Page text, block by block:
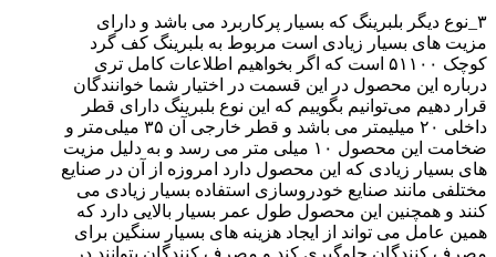
۳_نوع دیگر بلبرینگ که بسیار پرکاربرد می باشد و دارای
مزیت های بسیار زیادی است مربوط به بلبرینگ کف گرد
کوچک ۵۱۱۰۰ است که اگر بخواهیم اطلاعات کامل تری
درباره این محصول در این قسمت در اختیار شما خوانندگان
قرار دهیم می‌توانیم بگوییم که این نوع بلبرینگ دارای قطر
داخلی ۲۰ میلیمتر می باشد و قطر خارجی آن ۳۵ میلی‌متر و
ضخامت این محصول ۱۰ میلی متر می رسد و به دلیل مزیت
های بسیار زیادی که این محصول دارد امروزه از آن در صنایع
مختلفی مانند صنایع خودروسازی استفاده بسیار زیادی می
کنند و همچنین این محصول طول عمر بسیار بالایی دارد که
همین عامل می تواند از ایجاد هزینه های بسیار سنگین برای
مصرف کنندگان جلوگیری کند و مصرف کنندگان بتوانند در